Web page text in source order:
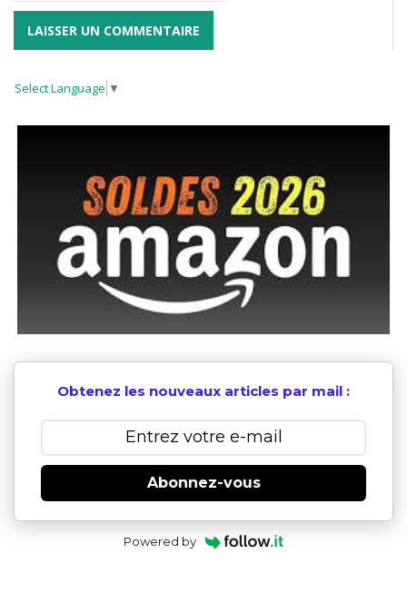
Select Language ▼
Obtenez les nouveaux articles par mail :
Abonnez-vous
Powered by